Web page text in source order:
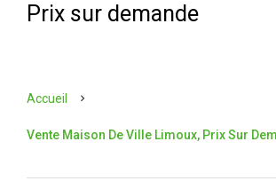
Prix sur demande
Accueil
Vente Maison De Ville Limoux, Prix Sur